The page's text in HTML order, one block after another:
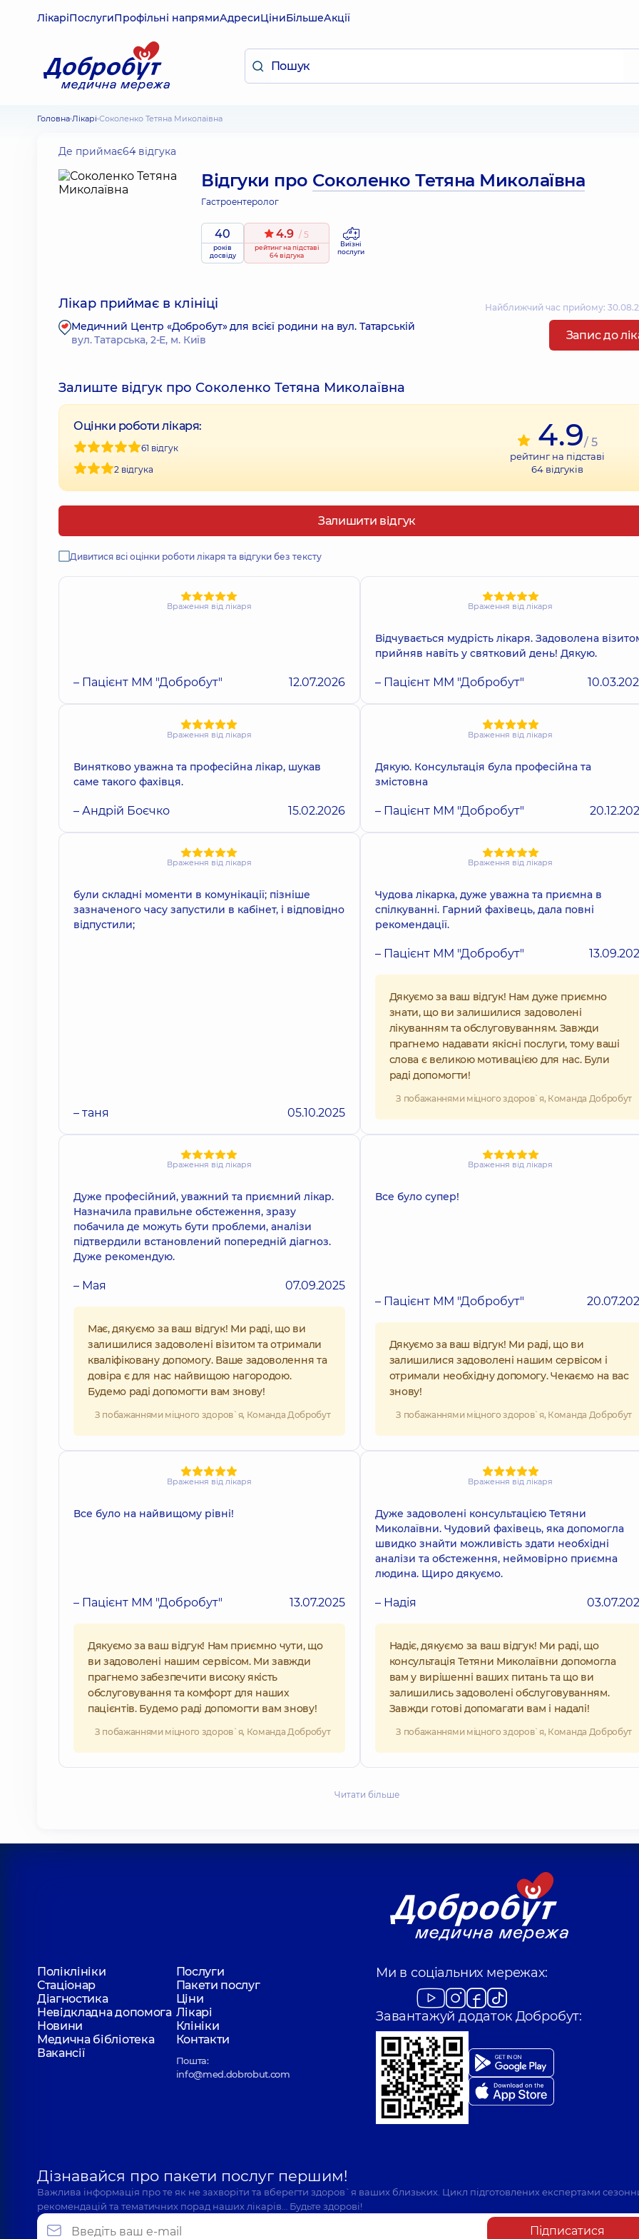
ЛікаріПослугиПрофільні напрямиАдресиЦіниБільшеАкції
Головна Лікарі Соколенко Тетяна Миколаївна
Де приймає64 відгука
Відгуки про Соколенко Тетяна Миколаївна
Гастроентеролог
40
років
досвіду
4.9 / 5
рейтингна підставі
64 відгука
Виїзні
послуги
Лікар приймає в клініці Найближчий час прийому:
Медичний Центр «Добробут» для всієї родини на вул. Татарській
вул. Татарська, 2-Е, м. Київ
Запис до
Залиште відгук про Соколенко Тетяна Миколаївна
Оцінки роботи лікаря:
61 відгук
2 відгука
4.9/ 5
рейтинг на підставі
64відгуків
Залишити відгук
Дивитися всі оцінки роботи лікаря та відгуки без тексту
Враження від лікаря
– Пацієнт ММ "Добробут" 12.07.2026
Враження від лікаря
Відчувається мудрість лікаря. Задоволена
прийняв навіть у святковий день! Дякую.
– Пацієнт ММ "Добробут"
Враження від лікаря
Винятково уважна та професійна лікар, шукав
саме такого фахівця.
– Андрій Боєчко 15.02.2026
Враження від лікаря
Дякую. Консультація була професійна та
змістовна
– Пацієнт ММ "Добробут"
Враження від лікаря
були складні моменти в комунікації; пізніше
зазначеного часу запустили в кабінет, і відповідно
відпустили;
– таня 05.10.2025
Враження від лікаря
Чудова лікарка, дуже уважна та приємна в
спілкуванні. Гарний фахівець, дала повні
рекомендації.
– Пацієнт ММ "Добробут"
Дякуємо за ваш відгук! Нам дуже приємно
знати, що ви залишилися задоволені
лікуванням та обслуговуванням. Завжди
прагнемо надавати якісні послуги, тому ваші
слова є великою мотивацією для нас. Були
раді допомогти!
З побажаннями міцного здоров`я, Команда Добробут
Враження від лікаря
Дуже професійний, уважний та приємний лікар.
Назначила правильне обстеження, зразу
побачила де можуть бути проблеми, аналізи
підтвердили встановлений попередній діагноз.
Дуже рекомендую.
– Мая 07.09.2025
Має, дякуємо за ваш відгук! Ми раді, що ви
залишилися задоволені візитом та отримали
кваліфіковану допомогу. Ваше задоволення та
довіра є для нас найвищою нагородою.
Будемо раді допомогти вам знову!
З побажаннями міцного здоров`я, Команда Добробут
Враження від лікаря
Все було супер!
– Пацієнт ММ "Добробут"
Дякуємо за ваш відгук! Ми раді, що ви
залишилися задоволені нашим сервісом і
отримали необхідну допомогу. Чекаємо на вас
знову!
З побажаннями міцного здоров`я, Команда Добробут
Враження від лікаря
Все було на найвищому рівні!
– Пацієнт ММ "Добробут" 13.07.2025
Дякуємо за ваш відгук! Нам приємно чути, що
ви задоволені нашим сервісом. Ми завжди
прагнемо забезпечити високу якість
обслуговування та комфорт для наших
пацієнтів. Будемо раді допомогти вам знову!
З побажаннями міцного здоров`я, Команда Добробут
Враження від лікаря
Дуже задоволені консультацією Тетяни
Миколаївни. Чудовий фахівець, яка допомогла
швидко знайти можливість здати необхідні
аналізи та обстеження, неймовірно приємна
людина. Щиро дякуємо.
– Надія
Надіє, дякуємо за ваш відгук! Ми раді, що
консультація Тетяни Миколаївни допомогла
вам у вирішенні ваших питань та що ви
залишились задоволені обслуговуванням.
Завжди готові допомагати вам і надалі!
З побажаннями міцного здоров`я, Команда Добробут
Читати більше
Поліклініки
Послуги
Стаціонар
Пакети послуг
Діагностика
Ціни
Невідкладна допомога Лікарі
Новини
Клініки
Медична бібліотека
Контакти
Вакансії
Пошта:
info@med.dobrobut.com
Ми в соціальних мережах:
Завантажуй додаток Добробут:
Дізнавайся про пакети послуг першим!
Важлива інформація про те як не захворіти та вберегти здоров`я ваших близьких. Цикл підготовлених експертами
рекомендацій та тематичних порад наших лікарів… Будьте здорові!
Підписатися